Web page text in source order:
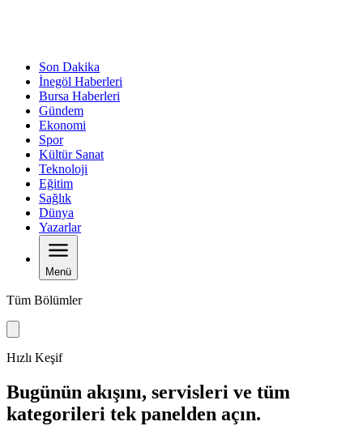
Son Dakika
İnegöl Haberleri
Bursa Haberleri
Gündem
Ekonomi
Spor
Kültür Sanat
Teknoloji
Eğitim
Sağlık
Dünya
Yazarlar
Menü
Tüm Bölümler
Hızlı Keşif
Bugünün akışını, servisleri ve tüm
kategorileri tek panelden açın.